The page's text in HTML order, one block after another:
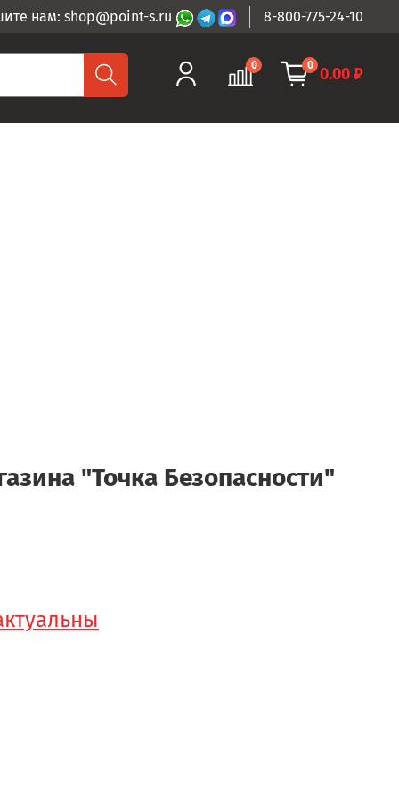
нам: shop@point-s.ru 8-800-775-24-10
0 0 0.00 ₽
"Точка Безопасности"